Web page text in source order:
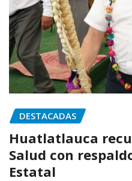
DESTACADAS
Huatlatlauca
Salud con
Estatal